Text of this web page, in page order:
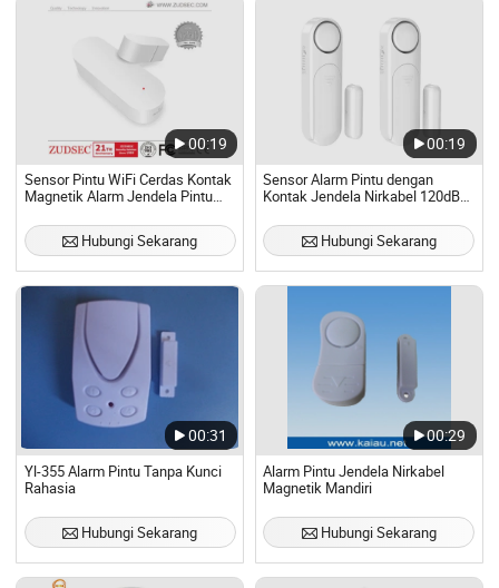
00:19
Sensor Pintu WiFi Cerdas Kontak
Magnetik Alarm Jendela Pintu
Hubungi Sekarang
00:19
Sensor Alarm Pintu dengan
Kontak Jendela Nirkabel 120dB
Hubungi Sekarang
00:31
Yl-355 Alarm Pintu Tanpa Kunci
Rahasia
Hubungi Sekarang
00:29
Alarm Pintu Jendela Nirkabel
Magnetik Mandiri
Hubungi Sekarang